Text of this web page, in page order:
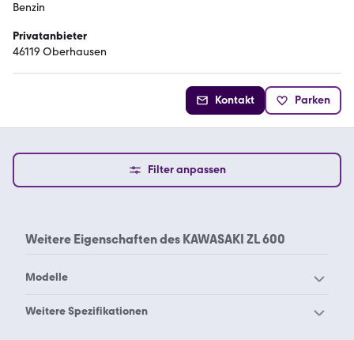
Benzin
Privatanbieter
46119 Oberhausen
Kontakt Parken
Filter anpassen
Weitere Eigenschaften des KAWASAKI ZL 600
Modelle
Kawasaki Brute Force 750
Weitere Spezifikationen